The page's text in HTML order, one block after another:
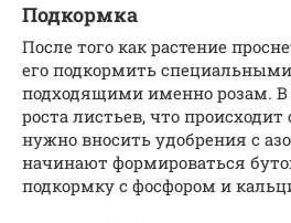
Подкормка
После того как растение
его подкормить
подходящими именно розам. В
роста листьев, что
нужно вносить удобрения с
начинают формироваться
подкормку с фосфором и